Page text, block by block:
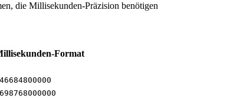
die Millisekunden-Präzision benötigen
Format